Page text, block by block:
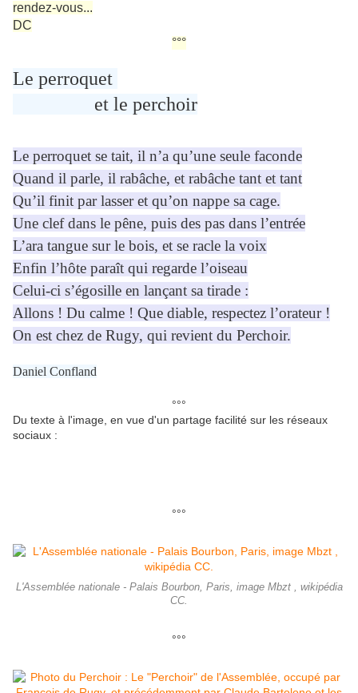
rendez-vous...
DC
°°°
Le perroquet
et le perchoir
Le perroquet se tait, il n’a qu’une seule faconde
Quand il parle, il rabâche, et rabâche tant et tant
Qu’il finit par lasser et qu’on nappe sa cage.
Une clef dans le pêne, puis des pas dans l’entrée
L’ara tangue sur le bois, et se racle la voix
Enfin l’hôte paraît qui regarde l’oiseau
Celui-ci s’égosille en lançant sa tirade :
Allons ! Du calme ! Que diable, respectez l’orateur !
On est chez de Rugy, qui revient du Perchoir.
Daniel Confland
°°°
Du texte à l'image, en vue d'un partage facilité sur les réseaux
sociaux :
°°°
L'Assemblée nationale - Palais Bourbon, Paris, image Mbzt , wikipédia
CC.
°°°